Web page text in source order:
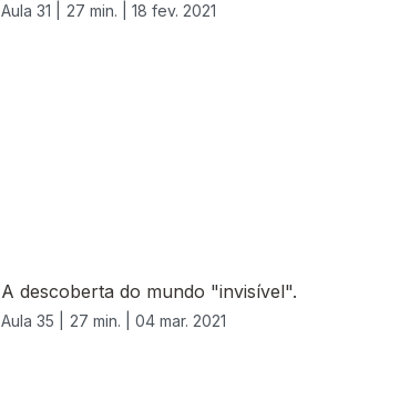
Aula 31 | 27 min. | 18 fev. 2021
A descoberta do mundo "invisível".
Aula 35 | 27 min. | 04 mar. 2021